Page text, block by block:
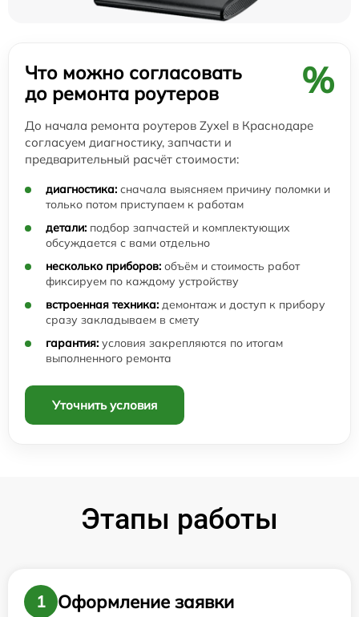
Что можно согласовать
до ремонта роутеров
%
До начала ремонта роутеров Zyxel в Краснодаре
согласуем диагностику, запчасти и
предварительный расчёт стоимости:
диагностика: сначала выясняем причину поломки и
только потом приступаем к работам
детали: подбор запчастей и комплектующих
обсуждается с вами отдельно
несколько приборов: объём и стоимость работ
фиксируем по каждому устройству
встроенная техника: демонтаж и доступ к прибору
сразу закладываем в смету
гарантия: условия закрепляются по итогам
выполненного ремонта
Уточнить условия
Этапы работы
1
Оформление заявки